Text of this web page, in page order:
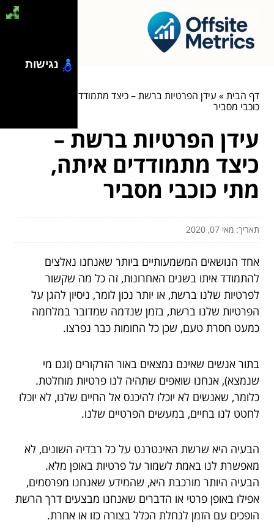
דף הבית» עידן הפרטיות ברשת – כיצד מתמודדים איתה, מתי
כוכבי מסביר
עידן הפרטיות ברשת –
כיצד מתמודדים איתה,
מתי כוכבי מסביר
תאריך: מאי 07, 2020
אחד הנושאים המשמעותיים ביותר שאנחנו נאלצים
להתמודד איתו בשנים האחרונות, זה כל מה שקשור
לפרטיות שלנו ברשת, או יותר נכון לומר, ניסיון להגן על
הפרטיות שלנו ברשת, בזמן שנדמה שמדובר במלחמה
כמעט חסרת טעם, שכן כל החומות כבר נפרצו.
בתור אנשים שאינם נמצאים באור הזרקורים (וגם מי
שנמצא), אנחנו שואפים שתהיה לנו פרטיות מוחלטת.
כלומר, שאנשים לא יוכלו להיכנס אל החיים שלנו, לא יוכלו
לחטט לנו בחיים, במעשים הפרטיים שלנו.
הבעיה היא שרשת האינטרנט על כל רבדיה השונים, לא
מאפשרת לנו באמת לשמור על פרטיות באופן מלא.
הבעיה היותר מורכבת היא, שהמידע שאנחנו מפרסמים,
אפילו באופן פרטי או הדברים שאנחנו מבצעים דרך הרשת
הופכים עם הזמן לנחלת הכלל בצורה כזו או אחרת.
נגישות